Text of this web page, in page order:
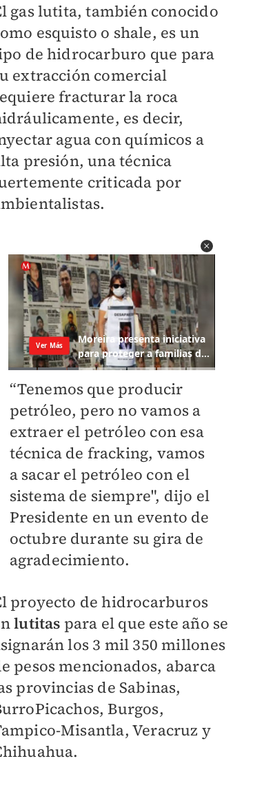
gas lutita, también conocido
esquisto o shale, es un
de hidrocarburo que para
extracción comercial
fracturar la roca
, es decir,
agua con químicos a
presión, una técnica
criticada por
“Tenemos que producir
petróleo, pero no vamos a
extraer el petróleo con esa
técnica de fracking, vamos
a sacar el petróleo con el
sistema de siempre", dijo el
Presidente en un evento de
octubre durante su gira de
agradecimiento.
proyecto de hidrocarburos
lutitas para el que este año se
los 3 mil 350 millones
pesos mencionados, abarca
provincias de Sabinas,
Burgos,
Misantla, Veracruz y